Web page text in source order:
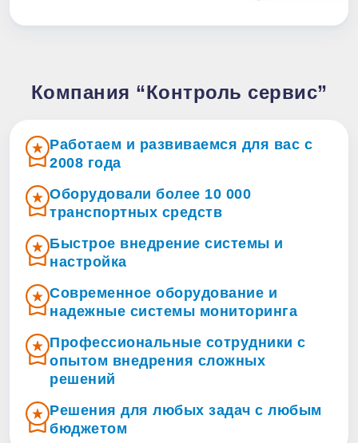
Компания “Контроль сервис”
Работаем и развиваемся для вас с
2008 года
Оборудовали более 10 000
транспортных средств
Быстрое внедрение системы и
настройка
Современное оборудование и
надежные системы мониторинга
Профессиональные сотрудники с
опытом внедрения сложных
решений
Решения для любых задач с любым
бюджетом